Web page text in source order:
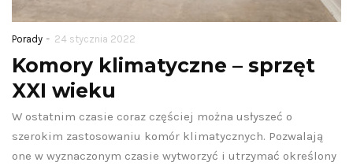
Porady - 24 stycznia 2022
Komory klimatyczne – sprzęt
XXI wieku
W ostatnim czasie coraz częściej można usłyszeć o
szerokim zastosowaniu komór klimatycznych. Pozwalają
one w wyznaczonym czasie wytworzyć i utrzymać określony